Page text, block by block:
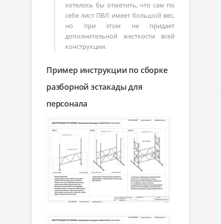
хотелось бы отметить, что сам по
себе лист ПВЛ имеет большой вес,
но при этом не придает
дополнительной жесткости всей
конструкции.
Пример инструкции по сборке
разборной эстакады для
персонала